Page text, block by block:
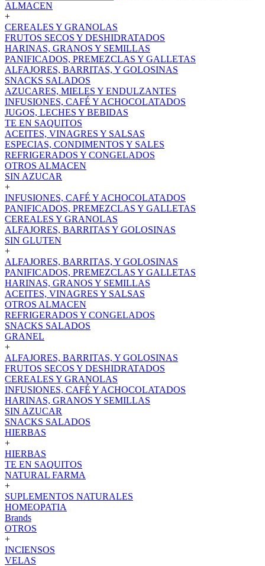
ALMACEN
+
CEREALES Y GRANOLAS
FRUTOS SECOS Y DESHIDRATADOS
HARINAS, GRANOS Y SEMILLAS
PANIFICADOS, PREMEZCLAS Y GALLETAS
ALFAJORES, BARRITAS, Y GOLOSINAS
SNACKS SALADOS
AZUCARES, MIELES Y ENDULZANTES
INFUSIONES, CAFÉ Y ACHOCOLATADOS
JUGOS, LECHES Y BEBIDAS
TE EN SAQUITOS
ACEITES, VINAGRES Y SALSAS
ESPECIAS, CONDIMENTOS Y SALES
REFRIGERADOS Y CONGELADOS
OTROS ALMACEN
SIN AZUCAR
+
INFUSIONES, CAFÉ Y ACHOCOLATADOS
PANIFICADOS, PREMEZCLAS Y GALLETAS
CEREALES Y GRANOLAS
ALFAJORES, BARRITAS Y GOLOSINAS
SIN GLUTEN
+
ALFAJORES, BARRITAS, Y GOLOSINAS
PANIFICADOS, PREMEZCLAS Y GALLETAS
HARINAS, GRANOS Y SEMILLAS
ACEITES, VINAGRES Y SALSAS
OTROS ALMACEN
REFRIGERADOS Y CONGELADOS
SNACKS SALADOS
GRANEL
+
ALFAJORES, BARRITAS, Y GOLOSINAS
FRUTOS SECOS Y DESHIDRATADOS
CEREALES Y GRANOLAS
INFUSIONES, CAFÉ Y ACHOCOLATADOS
HARINAS, GRANOS Y SEMILLAS
SIN AZUCAR
SNACKS SALADOS
HIERBAS
+
HIERBAS
TE EN SAQUITOS
NATURAL FARMA
+
SUPLEMENTOS NATURALES
HOMEOPATIA
Brands
OTROS
+
INCIENSOS
VELAS